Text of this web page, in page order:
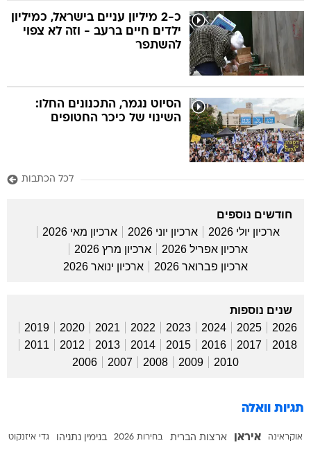
כ-2 מיליון עניים בישראל, כמיליון
ילדים חיים ברעב - וזה לא צפוי
להשתפר
הסיוט נגמר, התכנונים החלו:
השינוי של כיכר החטופים
לכל הכתבות
חודשים נוספים
ארכיון יולי 2026
ארכיון יוני 2026
ארכיון מאי 2026
ארכיון אפריל 2026
ארכיון מרץ 2026
ארכיון פברואר 2026
ארכיון ינואר 2026
שנים נוספות
2026
2025
2024
2023
2022
2021
2020
2019
2018
2017
2016
2015
2014
2013
2012
2011
2010
2009
2008
2007
2006
תגיות וואלה
אוקראינה איראן ארצות הברית בחירות 2026 בנימין נתניהו גדי איזנקוט